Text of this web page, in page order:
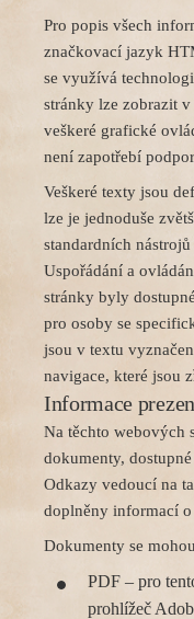
Pro popis všech
značkovací jazyk
se využívá
stránky lze zobrazit
veškeré grafické
není zapotřebí
Veškeré texty jsou
lze je jednoduše
standardních
Uspořádání a
stránky byly
pro osoby se
jsou v textu
navigace, které jsou
Informace
Na těchto webových
dokumenty,
Odkazy vedoucí na
doplněny informací
Dokumenty se
PDF – pro
prohlížeč